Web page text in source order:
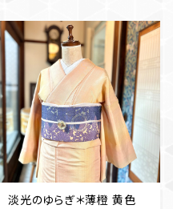
淡光のゆらぎ＊薄橙 黄色